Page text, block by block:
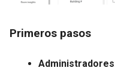
Primeros pasos